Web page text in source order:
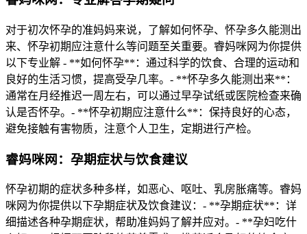
对于初次怀孕的准妈妈来说，了解如何怀孕、怀孕多久能测出
来、怀孕初期应注意什么等问题至关重要。睿妈咪网为你提供
以下专业解 - **如何怀孕**：通过科学的饮食、合理的运动和
良好的生活习惯，提高受孕几率。- **怀孕多久能测出来**：
通常在月经推迟一周左右，可以通过早孕试纸或医院检查来确
认是否怀孕。- **怀孕初期应注意什么**：保持良好的心态，
避免接触有害物质，注意个人卫生，定期进行产检。
睿妈咪网：孕期症状与饮食建议
怀孕初期的症状多种多样，如恶心、呕吐、乳房胀痛等。睿妈
咪网为你提供以下孕期症状及饮食建议：- **孕期症状**：详
细描述各种孕期症状，帮助准妈妈了解并应对。- **孕妇吃什